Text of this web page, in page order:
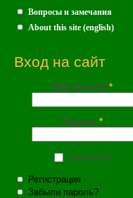
Вопросы и замечания
About this site (english)
Вход на сайт
Имя (почта) *
Пароль *
Запомнить
Регистрация
Забыли пароль?